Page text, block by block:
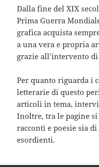
Dalla fine del XIX
Prima Guerra
grafica acquista
a una vera e propria
grazie all’intervento
Per quanto riguarda i
letterarie di questo
articoli in tema,
Inoltre, tra le pagine
racconti e poesie sia
esordienti.